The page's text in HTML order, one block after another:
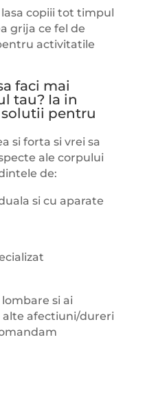
copiii tot timpul
grija ce fel de
activitatile
faci mai
tau? Ia in
solutii pentru
si forta si vrei sa
ale corpului
de:
si cu aparate
si ai
alte afectiuni/dureri